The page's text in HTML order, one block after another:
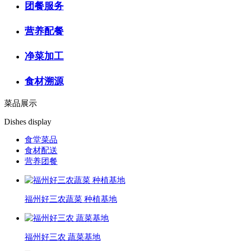
团餐服务
营养配餐
净菜加工
食材溯源
菜品展示
Dishes display
食堂菜品
食材配送
营养团餐
福州好三农蔬菜 种植基地
福州好三农 蔬菜基地